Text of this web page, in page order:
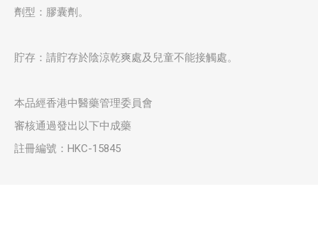
劑型：膠囊劑。
貯存：請貯存於陰涼乾爽處及兒童不能接觸處。
本品經香港中醫藥管理委員會
審核通過發出以下中成藥
註冊編號：HKC-15845